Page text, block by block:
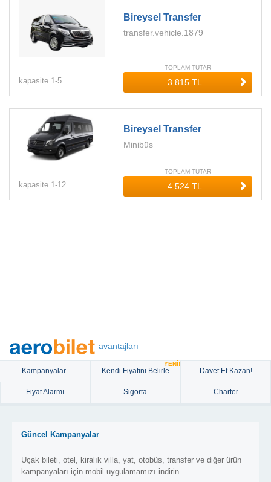
Bireysel Transfer
transfer.vehicle.1879
kapasite 1-5
TOPLAM TUTAR
Bireysel Transfer
Minibüs
kapasite 1-12
TOPLAM TUTAR
avantajları
Kampanyalar Kendi Fiyatını Belirle
YENİ!
Davet Et Kazan!
Fiyat Alarmı Sigorta Charter
Güncel Kampanyalar
Uçak bileti, otel, kiralık villa, yat, otobüs, transfer ve diğer ürün
kampanyaları için mobil uygulamamızı indirin.